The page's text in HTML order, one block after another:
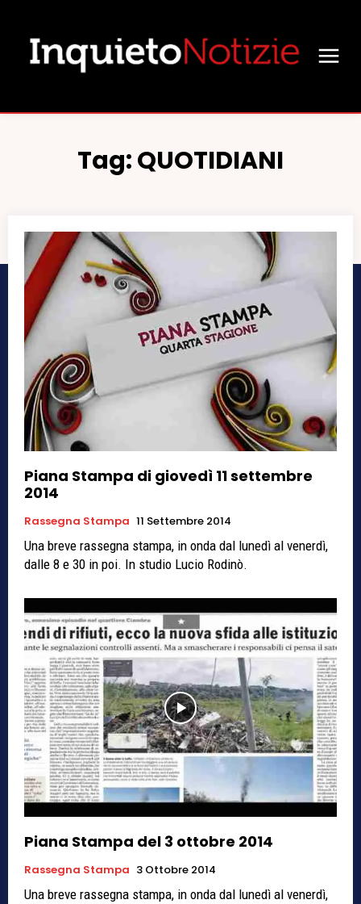
Tag:QUOTIDIANI
Piana Stampa di giovedì 11 settembre
2014
Rassegna Stampa 11 Settembre 2014
Una breve rassegna stampa, in onda dal lunedì al venerdì,
dalle 8 e 30 in poi. In studio Lucio Rodinò.
Piana Stampa del 3 ottobre 2014
Rassegna Stampa 3 Ottobre 2014
Una breve rassegna stampa, in onda dal lunedì al venerdì,